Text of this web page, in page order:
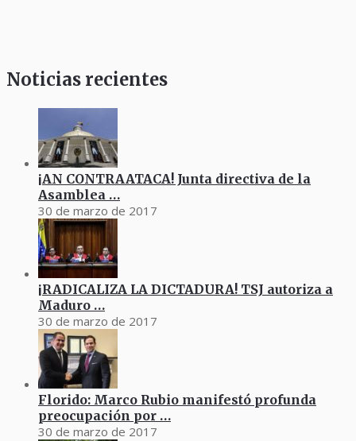
Noticias recientes
¡AN CONTRAATACA! Junta directiva de la
Asamblea …
30 de marzo de 2017
¡RADICALIZA LA DICTADURA! TSJ autoriza a
Maduro …
30 de marzo de 2017
Florido: Marco Rubio manifestó profunda
preocupación por …
30 de marzo de 2017